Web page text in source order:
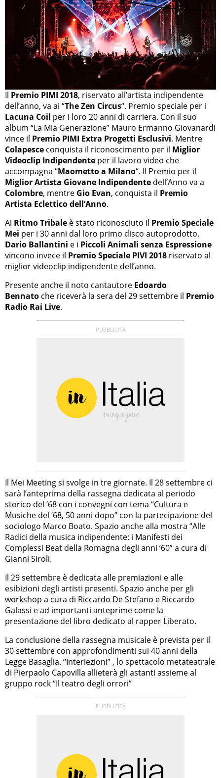
Il Premio PIMI 2018, riservato all’artista indipendente
dell’anno, va ai “The Zen Circus“. Premio speciale per i
Lacuna Coil per i loro 20 anni di carriera. Con il suo
album “La Mia Generazione” Mauro Ermanno Giovanardi
vince il Premio PIMI Extra Progetti Esclusivi. Mentre
Colapesce conquista il riconoscimento per il Miglior
Videoclip Indipendente per il lavoro video che
accompagna “Maometto a Milano“. Il Premio per il
Miglior Artista Giovane Indipendente dell’Anno va a
Colombre, mentre Gio Evan, conquista il Premio
Artista Eclettico dell’Anno.
Ai Ritmo Tribale è stato riconosciuto il Premio Speciale
Mei per i 30 anni dal loro primo disco autoprodotto.
Dario Ballantini e i Piccoli Animali senza Espressione
vincono invece il Premio Speciale PIVI 2018 riservato al
miglior videoclip indipendente dell’anno.
Presente anche il noto cantautore Edoardo
Bennato che riceverà la sera del 29 settembre il Premio
Radio Rai Live.
Il Mei Meeting si svolge in tre giornate. Il 28 settembre ci
sarà l’anteprima della rassegna dedicata al periodo
storico del ’68 con i convegni con tema “Cultura e
Musiche del ’68, 50 anni dopo” con la partecipazione del
sociologo Marco Boato. Spazio anche alla mostra “Alle
Radici della musica indipendente: i Manifesti dei
Complessi Beat della Romagna degli anni ’60” a cura di
Gianni Siroli.
Il 29 settembre è dedicata alle premiazioni e alle
esibizioni degli artisti presenti. Spazio anche per gli
workshop a cura di Riccardo De Stefano e Riccardo
Galassi e ad importanti anteprime come la
presentazione del libro dedicato al rapper Liberato.
La conclusione della rassegna musicale è prevista per il
30 settembre con approfondimenti sui 40 anni della
Legge Basaglia. “Interiezioni” , lo spettacolo metateatrale
di Pierpaolo Capovilla allieterà gli astanti assieme al
gruppo rock “Il teatro degli orrori”